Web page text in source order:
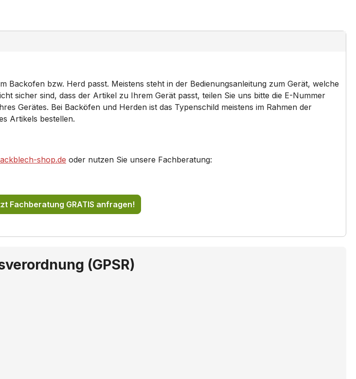
Backofen bzw. Herd passt. Meistens steht in der Bedienungsanleitung zum Gerät, welche
sicher sind, dass der Artikel zu Ihrem Gerät passt, teilen Sie uns bitte die E-Nummer
Gerätes. Bei Backöfen und Herden ist das Typenschild meistens im Rahmen der
Artikels bestellen.
shop.de oder nutzen Sie unsere Fachberatung:
Fachberatung GRATIS anfragen!
(GPSR)